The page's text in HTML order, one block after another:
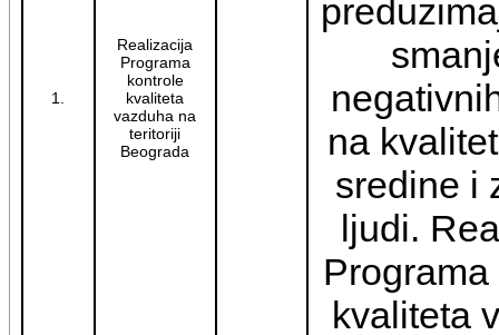
1.
Realizacija
Programa
kontrole
kvaliteta
vazduha na
teritoriji
Beograda
na
sredine i
ljudi.
kvaliteta